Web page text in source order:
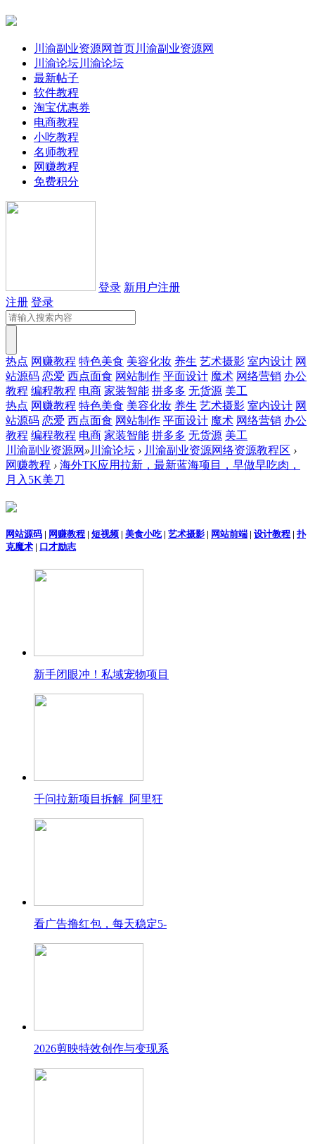
川渝副业资源网首页川渝副业资源网
川渝论坛川渝论坛
最新帖子
软件教程
淘宝优惠券
电商教程
小吃教程
名师教程
网赚教程
免费积分
登录 新用户注册
注册 登录
热点 网赚教程 特色美食 美容化妆 养生 艺术摄影 室内设计 网
站源码 恋爱 西点面食 网站制作 平面设计 魔术 网络营销 办公
教程 编程教程 电商 家装智能 拼多多 无货源 美工
热点 网赚教程 特色美食 美容化妆 养生 艺术摄影 室内设计 网
站源码 恋爱 西点面食 网站制作 平面设计 魔术 网络营销 办公
教程 编程教程 电商 家装智能 拼多多 无货源 美工
川渝副业资源网 » 川渝论坛 › 川渝副业资源网络资源教程区 ›
网赚教程 › 海外TK应用拉新，最新蓝海项目，早做早吃肉，
月入5K美刀
网站源码 | 网赚教程 | 短视频 | 美食小吃| 艺术摄影 | 网站前端 | 设计教程 | 扑
克魔术 | 口才励志
新手闭眼冲！私域宠物项目
千问拉新项目拆解_阿里狂
看广告撸红包，每天稳定5-
2026剪映特效创作与变现系